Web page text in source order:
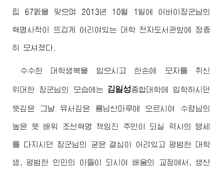
립 67돐을 맞으며 2013년 10월 1일에 어버이장군님 의
혁명사적이 뜨겁게 어리여있는 대학 전자도서관앞에 정중
히 모셔졌다.
수수한 대학생복을 입으시고 한손에 모자를 쥐신
위대한 장군님 의 모습에는 김일성종합대학에 입학하시던
뜻깊은 그날 유서깊은 룡남산마루에 오르시여 수령님 의
높은 뜻 배워 조선혁명 책임진 주인이 되실 력사의 맹세
를 다지시던장군님의 굳은 결심이 어려있고 평범한 대학
생, 평범한 인민의 아들이 되시여 배움의 교정에서, 생산